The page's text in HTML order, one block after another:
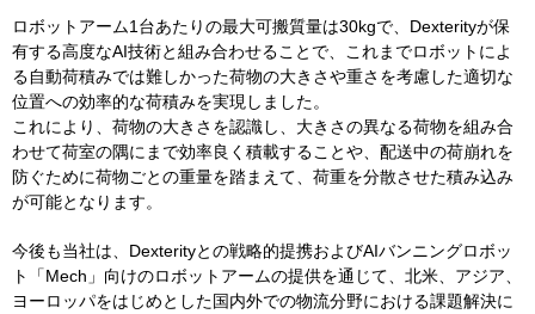
ロボットアーム1 台あたりの最大可搬質量は30kgで、 Dexterityが保
有する高度なAI技術と組み合わせることで、これまでロボットによ
る自動荷積みでは難しかった荷物の大きさや重さを考慮した適切な
位置への効率的な荷積みを実現しました。
これにより、荷物の大きさを認識し、大きさの異なる荷物を組み合
わせて荷室の隅にまで効率良く積載することや、配送中の荷崩れを
防ぐために荷物ごとの重量を踏まえて、荷重を分散させた積み込み
が可能となります。
今後も当社は、 Dexterityとの戦略的提携およびAIバンニングロボッ
ト「Mech 」向けのロボットアームの提供を通じて、北米、アジア、
ヨーロッパをはじめとした国内外での物流分野における課題解決に